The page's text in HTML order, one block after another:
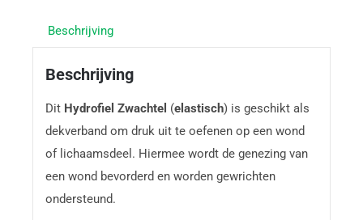
Beschrijving
Beschrijving
Dit Hydrofiel Zwachtel (elastisch) is geschikt als
dekverband om druk uit te oefenen op een wond
of lichaamsdeel. Hiermee wordt de genezing van
een wond bevorderd en worden gewrichten
ondersteund.